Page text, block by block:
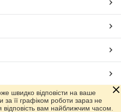
Prom.ua
швидко відповісти на ваше
за її графіком роботи зараз не
вам найближчим часом.